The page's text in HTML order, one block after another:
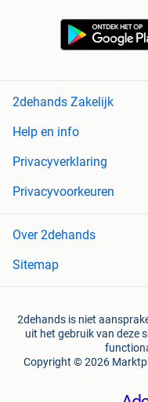
2dehands Zakelijk
Help en info
Privacyverklaring
Privacyvoorkeuren
Over 2dehands
Sitemap
2dehands is niet
uit het gebruik van deze
Copyright © 2026